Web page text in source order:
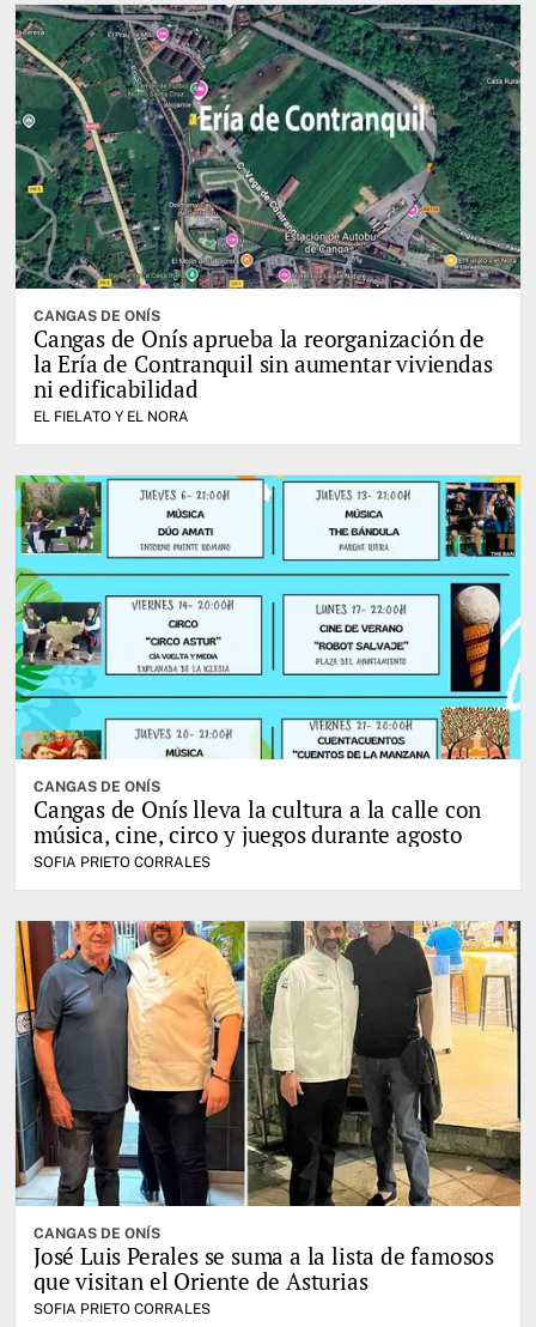
CANGAS DE ONÍS
Cangas de Onís aprueba la reorganización de
la Ería de Contranquil sin aumentar viviendas
ni edificabilidad
EL FIELATO Y EL NORA
CANGAS DE ONÍS
Cangas de Onís lleva la cultura a la calle con
música, cine, circo y juegos durante agosto
SOFIA PRIETO CORRALES
CANGAS DE ONÍS
José Luis Perales se suma a la lista de famosos
que visitan el Oriente de Asturias
SOFIA PRIETO CORRALES